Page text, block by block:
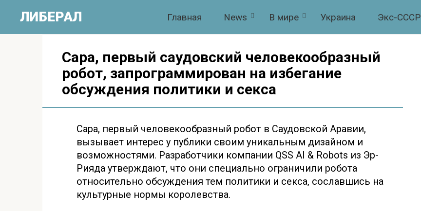
контенту
ЛИБЕРАЛ Главная News В мире Украина Экс-СССР
Сара, первый саудовский человекообразный
робот, запрограммирован на избегание
обсуждения политики и секса
Сара, первый человекообразный робот в Саудовской Аравии,
вызывает интерес у публики своим уникальным дизайном и
возможностями. Разработчики компании QSS AI & Robots из Эр-
Рияда утверждают, что они специально ограничили робота
относительно обсуждения тем политики и секса, сославшись на
культурные нормы королевства.